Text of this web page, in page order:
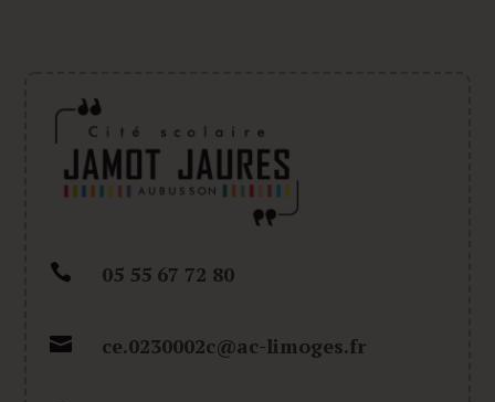
 05 55 67 72 80
 ce.0230002c@ac-limoges.fr